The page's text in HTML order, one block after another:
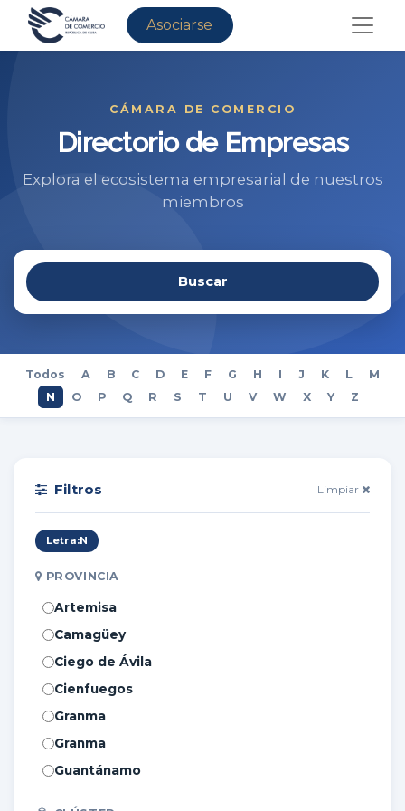
Asociarse
CÁMARA DE COMERCIO
Directorio de Empresas
Explora el ecosistema empresarial de nuestros
miembros
Buscar
Todos A B C D E F G H I J K L
M
N
O P Q R S T U V W X Y Z
Filtros Limpiar
Letra:N
PROVINCIA
Artemisa
Camagüey
Ciego de Ávila
Cienfuegos
Granma
Granma
Guantánamo